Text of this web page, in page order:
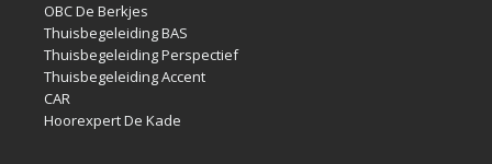
OBC De Berkjes
Thuisbegeleiding BAS
Thuisbegeleiding Perspectief
Thuisbegeleiding Accent
CAR
Hoorexpert De Kade